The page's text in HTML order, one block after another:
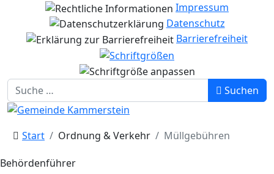
Impressum
Datenschutz
Barrierefreiheit
Suchen
Start Ordnung & Verkehr Müllgebühren
Behördenführer